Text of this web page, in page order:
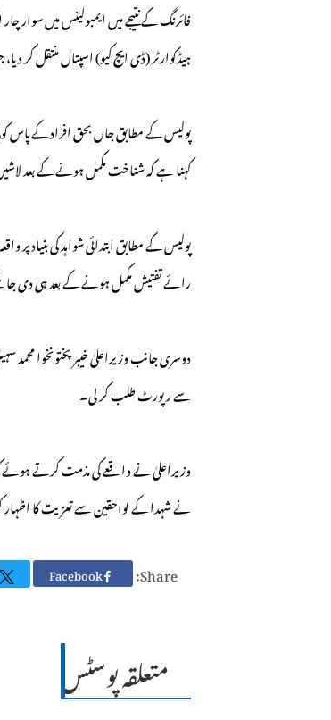
فائرنگ کے نتیجے میں ایمبولینس میں سوار
ہیڈکوارٹر (ڈی ایچ کیو) اسپتال منتقل کر
پولیس کے مطابق جاں بحق افراد کے پاس
کہنا ہے کہ شناخت مکمل ہونے کے بعد
پولیس کے مطابق ابتدائی شواہد کی بنیاد
رائے تفتیش مکمل ہونے کے بعد ہی دی جا
دوسری جانب وزیراعلیٰ خیبرپختونخوا
سے رپورٹ طلب کر لی۔
وزیراعلیٰ نے واقعے کی مذمت کرتے ہوئے
نے شہدا کے لواحقین سے تعزیت کا اظہار
Share:
متعلقہ پوسٹس